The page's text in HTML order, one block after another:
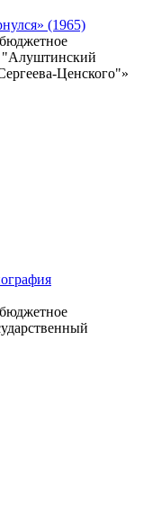
(1965)
"Алуштинский
Ценского"»